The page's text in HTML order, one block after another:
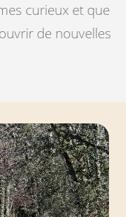
curieux et que
de nouvelles